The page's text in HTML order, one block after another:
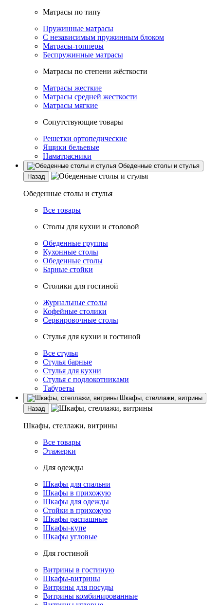
Матрасы по типу
Пружинные матрасы
С независимым пружинным блоком
Матрасы-топперы
Беспружинные матрасы
Матрасы по степени жёсткости
Матрасы жесткие
Матрасы средней жесткости
Матрасы мягкие
Сопутствующие товары
Решетки ортопедические
Ящики бельевые
Наматрасники
Обеденные столы и стулья
Назад
Обеденные столы и стулья
Все товары
Столы для кухни и столовой
Обеденные группы
Кухонные столы
Обеденные столы
Барные стойки
Столики для гостиной
Журнальные столы
Кофейные столики
Сервировочные столы
Стулья для кухни и гостиной
Все стулья
Стулья барные
Стулья для кухни
Стулья с подлокотниками
Табуреты
Шкафы, стеллажи, витрины
Назад
Шкафы, стеллажи, витрины
Все товары
Этажерки
Для одежды
Шкафы для спальни
Шкафы в прихожую
Шкафы для одежды
Стойки в прихожую
Шкафы распашные
Шкафы-купе
Шкафы угловые
Для гостиной
Витрины в гостиную
Шкафы-витрины
Витрины для посуды
Витрины комбинированные